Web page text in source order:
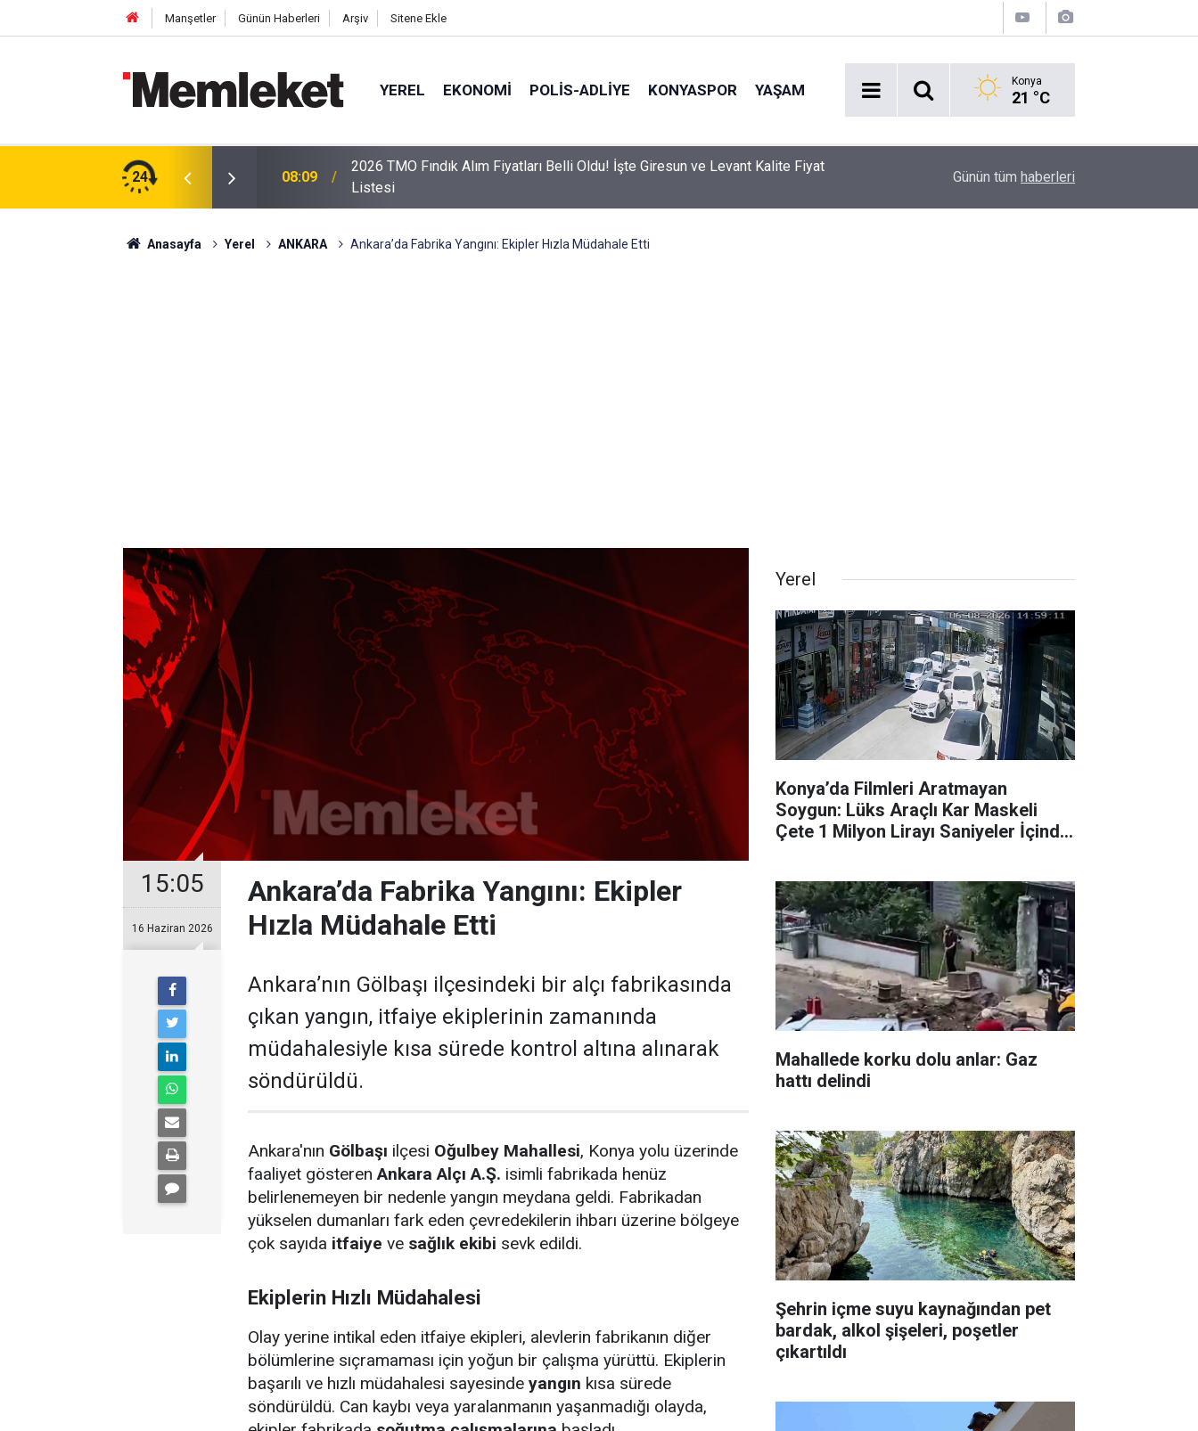
Manşetler Günün Haberleri Arşiv Sitene Ekle
YEREL EKONOMI POLİS-ADLİYE KONYASPOR YAŞAM Konya
21 °C
24
Dosyası İçin Kararlılık Mesajı 08:09
2026 TMO Fındık Alım Fiyatları Belli Oldu! İşte Giresun ve Levant Kalite Fiyat
Listesi
17 yaşındaki çocuk arkadaşı tarafından
Günün tüm haberleri
Anasayfa Yerel ANKARA Ankara’da Fabrika Yangını: Ekipler Hızla Müdahale Etti
15:05
16 Haziran 2026
Ankara’da Fabrika Yangını: Ekipler
Hızla Müdahale Etti
Ankara’nın Gölbaşı ilçesindeki bir alçı fabrikasında
çıkan yangın, itfaiye ekiplerinin zamanında
müdahalesiyle kısa sürede kontrol altına alınarak
söndürüldü.
Ankara'nın Gölbaşı ilçesi Oğulbey Mahallesi, Konya yolu üzerinde
faaliyet gösterenAnkara Alçı A.Ş. isimli fabrikada henüz
belirlenemeyen bir nedenle yangın meydana geldi. Fabrikadan
yükselen dumanları fark eden çevredekilerin ihbarı üzerine bölgeye
çok sayıda itfaiye ve sağlık ekibi sevk edildi.
Ekiplerin Hızlı Müdahalesi
Olay yerine intikal eden itfaiye ekipleri, alevlerin fabrikanın diğer
bölümlerine sıçramaması için yoğun bir çalışma yürüttü. Ekiplerin
başarılı ve hızlı müdahalesi sayesinde yangın kısa sürede
söndürüldü. Can kaybı veya yaralanmanın yaşanmadığı olayda,
Yerel
Konya’da Filmleri Aratmayan
Soygun: Lüks Araçlı Kar Maskeli
Çete 1 Milyon Lirayı Saniyeler İçinde
Mahallede korku dolu anlar: Gaz
hattı delindi
Şehrin içme suyu kaynağından pet
bardak, alkol şişeleri, poşetler
çıkartıldı